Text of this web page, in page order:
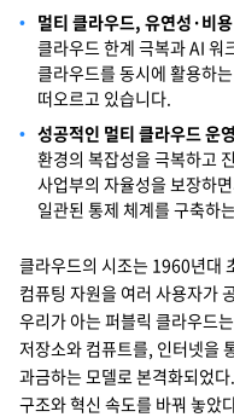
리소스
회사정보
회사소개
투자정보
지속가능경영
뉴스룸
이벤트/웨비나
지원
고객 지원
파트너 지원
멀티 클라우드, 유연성·비
클라우드 한계 극복과 AI 워
클라우드를 동시에 활용하
떠오르고 있습니다.
성공적인 멀티 클라우드 운
환경의 복잡성을 극복하고
사업부의 자율성을 보장하
일관된 통제 체계를 구축하
클라우드의 시조는 1960년대
컴퓨팅 자원을 여러 사용자가
우리가 아는 퍼블릭 클라우드
저장소와 컴퓨트를, 인터넷을
과금하는 모델로 본격화되었
구조와 혁신 속도를 바꿔 놓았